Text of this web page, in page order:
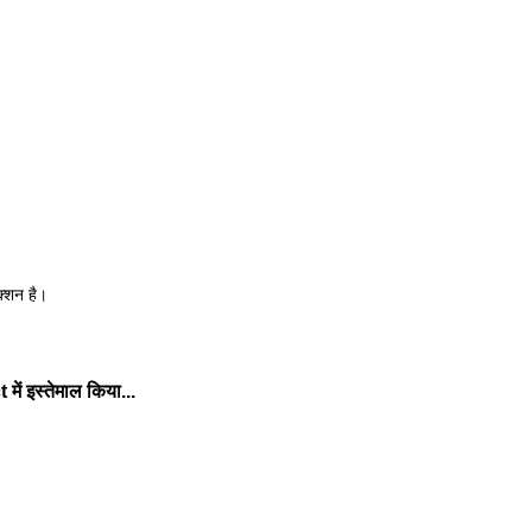
है।
इस्तेमाल किया...